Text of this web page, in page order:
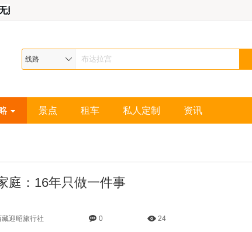
购物 | 24小时藏地管家服务
线路
景点 租车 私人定制 资讯
庭：16年只做一件事
迎昭旅行社 0 24